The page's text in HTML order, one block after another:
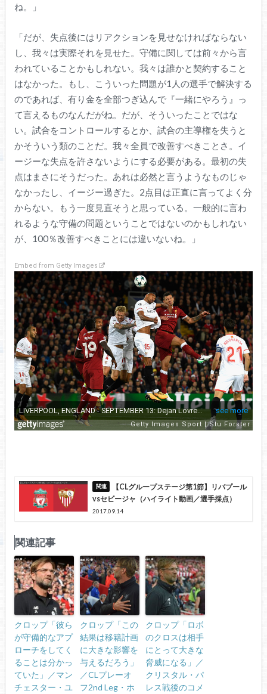
ね。」
「だが、失点後にはリアクションを見せなければならない
し、我々は実際それを見せた。守備に関しては前々から言
われていることかもしれない。我々は誰かと契約すること
はなかった。もし、こういった問題が1人の選手で解決する
のであれば、有り金を全部つぎ込んで『一緒にやろう』っ
て言えるものなんだがね。だが、そういったことではな
い。試合をコントロールするとか、試合の主導権を失うと
かそういう類のことだ。我々全員で改善すべきことさ。イ
ージーな失点を許さないようにする必要がある。最初の失
点はまさにそうだった。あれは必然と言うようなものじゃ
なかったし、イージー過ぎた。2点目は正直に言ってよく分
からない。もう一度見直そうと思っている。一般的に言わ
れるような守備の問題ということではないのかもしれない
が、100％改善すべきことには違いないね。」
Embed from Getty Images
【CLグループステージ第1節】リバプール
vsセビージャ（ハイライト動画／選手採点）
2017.09.14
関連記事
クロップ「彼ら
が守備的なアプ
ローチをしてく
ることは分かっ
ていた」／マン
チェスター・ユ
クロップ「この
結果は移籍計画
に大きな影響を
与えるだろう」
／CLプレーオ
フ2nd Leg・ホ
クロップ「ロボ
のクロスは相手
にとって大きな
脅威になる」／
クリスタル・パ
レス戦後のコメ